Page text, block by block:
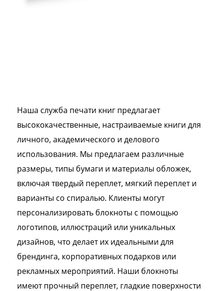
Наша служба печати книг предлагает
высококачественные, настраиваемые книги для
личного, академического и делового
использования. Мы предлагаем различные
размеры, типы бумаги и материалы обложек,
включая твердый переплет, мягкий переплет и
варианты со спиралью. Клиенты могут
персонализировать блокноты с помощью
логотипов, иллюстраций или уникальных
дизайнов, что делает их идеальными для
брендинга, корпоративных подарков или
рекламных мероприятий. Наши блокноты
имеют прочный переплет, гладкие поверхности